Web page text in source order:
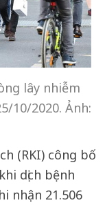
lây nhiễm
10/2020. Ảnh:
(RKI) công bố
dịch bệnh
nhận 21.506